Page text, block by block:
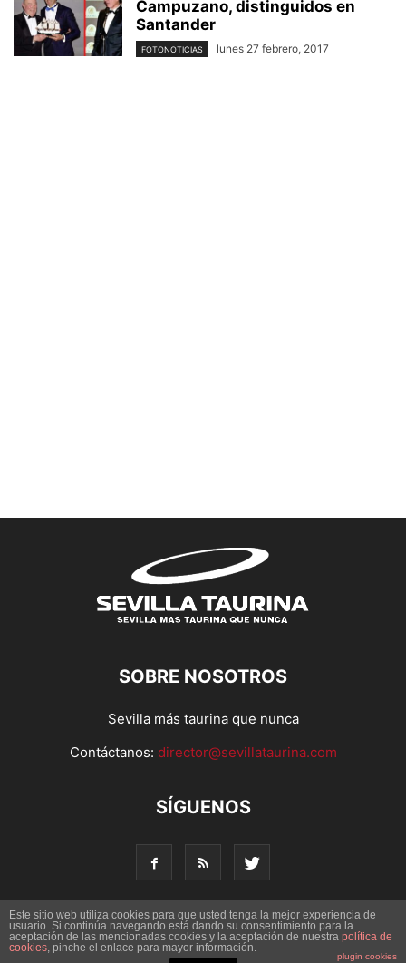
Campuzano, distinguidos en
Santander
FOTONOTICIAS lunes 27 febrero, 2017
SOBRE NOSOTROS
Sevilla más taurina que nunca
Contáctanos: director@sevillataurina.com
SÍGUENOS
© Copyright 2016 - Sevilla Taurina. Todos los derechos
reservados | Desarrollado por
Este sitio web utiliza cookies para que usted tenga la mejor experiencia de
usuario. Si continúa navegando está dando su consentimiento para la
aceptación de las mencionadas cookies y la aceptación de nuestra política de
cookies, pinche el enlace para mayor información.
plugin cookies